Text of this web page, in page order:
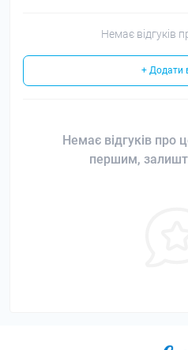
Немає відгуків
+ Додати
Немає відгуків про
першим,